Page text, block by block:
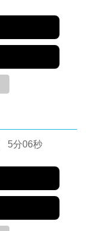
5分06秒